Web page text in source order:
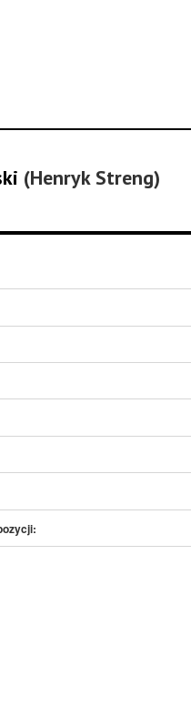
(Henryk Streng)